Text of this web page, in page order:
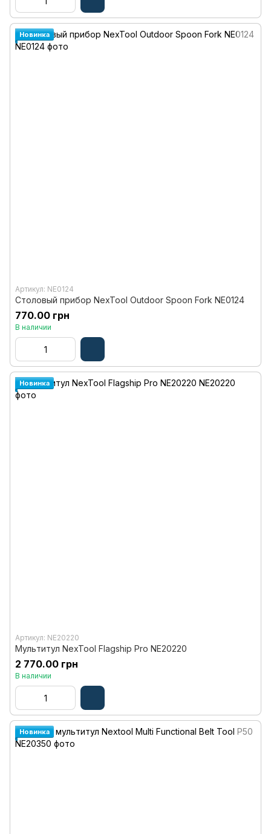
Новинка
Артикул: NE0124
Столовый прибор NexTool Outdoor Spoon Fork NE0124
770.00 грн
В наличии
Новинка
Артикул: NE20220
Мультитул NexTool Flagship Pro NE20220
2 770.00 грн
В наличии
Новинка